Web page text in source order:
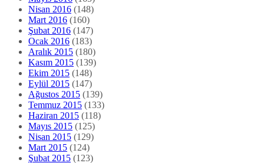
Nisan 2016 (148)
Mart 2016 (160)
Şubat 2016 (147)
Ocak 2016 (183)
Aralık 2015 (180)
Kasım 2015 (139)
Ekim 2015 (148)
Eylül 2015 (147)
Ağustos 2015 (139)
Temmuz 2015 (133)
Haziran 2015 (118)
Mayıs 2015 (125)
Nisan 2015 (129)
Mart 2015 (124)
Şubat 2015 (123)